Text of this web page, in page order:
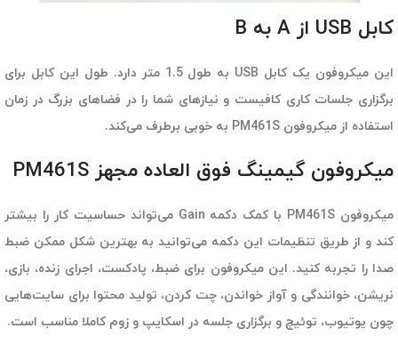
کابل USB از A به B
این میکروفون یک کابل USB به طول 1.5 متر دارد. طول این کابل برای
برگزاری جلسات کاری کافیست و نیازهای شما را در فضاهای بزرگ در زمان
استفاده از میکروفون PM461S به خوبی برطرف می‌کند.
میکروفون گیمینگ فوق العاده مجهز PM461S
میکروفون PM461S با کمک دکمه Gain می‌تواند حساسیت کار را بیشتر
کند و از طریق تنظیمات این دکمه می‌توانید به بهترین شکل ممکن ضبط
صدا را تجربه کنید. این میکروفون برای ضبط، پادکست، اجرای زنده، بازی،
نریشن، خوانندگی و آواز خواندن، چت کردن، تولید محتوا برای سایت‌هایی
چون یوتیوب، توئیچ و برگزاری جلسه در اسکایپ و زوم کاملا مناسب است.